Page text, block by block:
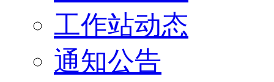
工作站动态
通知公告